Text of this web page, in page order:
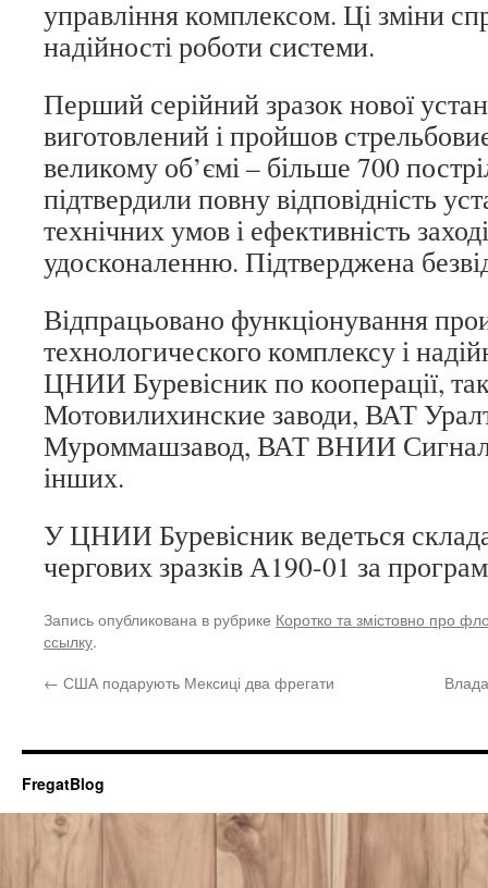
управління комплексом. Ці зміни
надійності роботи системи.
Перший серійний зразок нової
виготовлений і пройшов
великому об’ємі – більше 700
підтвердили повну відповідність
технічних умов і ефективність
удосконаленню. Підтверджена
Відпрацьовано функціонування
технологического комплексу і
ЦНИИ Буревісник по кооперації,
Мотовилихинские заводи, ВАТ
Муроммашзавод, ВАТ ВНИИ
інших.
У ЦНИИ Буревісник ведеться
чергових зразків А190-01 за
Запись опубликована в рубрике Коротко та змістовно про
ссылку.
← США подарують Мексиці два фрегати
FregatBlog